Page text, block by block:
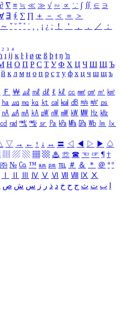
∂ ∇ ≡ ≒ ≪ ≫ √ ∽ ∝ ∵ ∫ ∬ ∈ ∋
∃ ∮ ∑ ∏ ＋ － ＜ ＝
＞
～ ˇ ˘ ˝ ˚ ˙ ¸ ¡ ¿ ː ！ ＇ ， ． ／
：
₂ ₃ ₄
ı ĳ ĸ ŀ ł ø œ ß þ ŧ ŋ ŉ
Н О П Р С Т У Ф Х Ц Ч Ш Щ Ъ
й к л м н о п р с т у ф х ц ч ш щ ъ
Ｆ ￦ ㎕ ㎖ ㎗ ℓ ㎘ ㏄ ㎣ ㎤ ㎥ ㎦
㏊ ㎍ ㎎ ㎏ ㏏ ㎈ ㎉ ㏈ ㎧ ㎨ ㎰
㎁ ㎂ ㎃ ㎄ ㎺ ㎻ ㎽ ㎾ ㎿ ㎐ ㎑
㏅ ㎭ ㎮ ㎯ ㏛ ㎩ ㎪ ㎫ ㎬ ㏝ ㏐
㏓
▽ → ← ↑ ↓ ↔ 〓 ◁ ◀ ▷ ▶ ♤
▨ ▧ ▦ ▩ ♨ ☏ ☎ ☜ ☞ ¶ †
㈜ № ㏇ ™ ㏂ ㏘ ℡ ＃ ＆ ＊ ＠ ª º
Ⅳ Ⅴ Ⅵ Ⅶ Ⅷ Ⅸ Ⅹ
ب ت ث ج ح خ د ذ ر ز س ش ص